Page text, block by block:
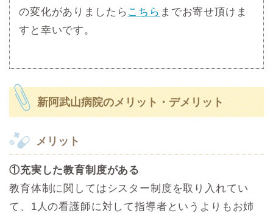
の変化がありましたら こちら までお寄せ頂けま
すと幸いです。
新阿武山病院のメリット・デメリット
メリット
①充実した教育制度がある
教育体制に関してはシスター制度を取り入れてい
て、1人の看護師に対して指導者というよりもお姉